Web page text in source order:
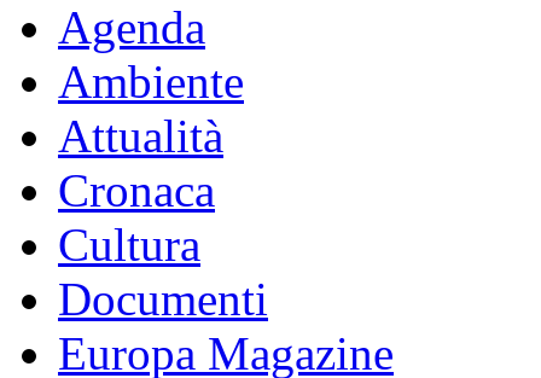
Agenda
Ambiente
Attualità
Cronaca
Cultura
Documenti
Europa Magazine